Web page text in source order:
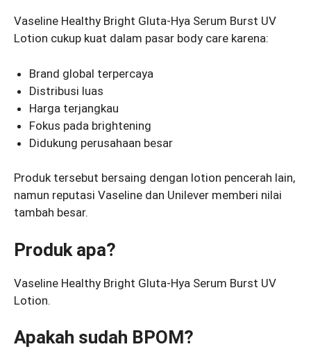
Vaseline Healthy Bright Gluta-Hya Serum Burst UV
Lotion cukup kuat dalam pasar body care karena:
Brand global terpercaya
Distribusi luas
Harga terjangkau
Fokus pada brightening
Didukung perusahaan besar
Produk tersebut bersaing dengan lotion pencerah lain,
namun reputasi Vaseline dan Unilever memberi nilai
tambah besar.
Produk apa?
Vaseline Healthy Bright Gluta-Hya Serum Burst UV
Lotion.
Apakah sudah BPOM?